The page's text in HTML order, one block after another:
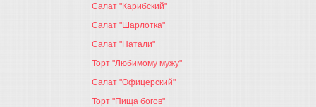
Салат "Карибский"
Салат "Шарлотка"
Салат "Натали"
Торт "Любимому мужу"
Салат "Офицерский"
Торт "Пища богов"